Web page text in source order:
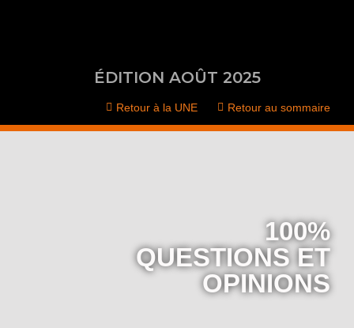
ÉDITION AOÛT 2025
Retour à la UNE Retour au sommaire
100%
QUESTIONS ET
OPINIONS